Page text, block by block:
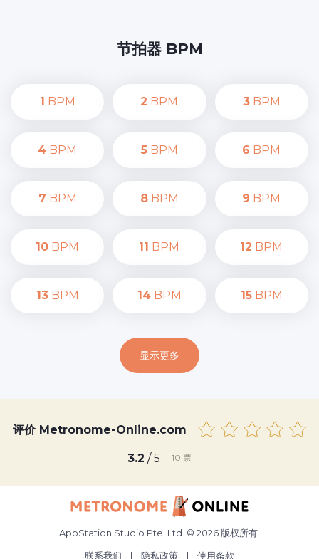
节拍器 BPM
1 BPM 2 BPM 3BPM
4 BPM 5BPM 6 BPM
7 BPM 8BPM 9 BPM
10 BPM 11 BPM 12 BPM
13BPM 14BPM 15BPM
显示更多
评价 Metronome-Online.com
3.2 / 5 10 票
AppStation Studio Pte. Ltd. © 2026 版权所有.
联系我们
| 隐私政策 | 使用条款